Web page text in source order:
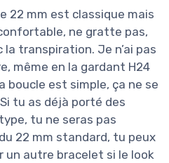
22 mm est classique mais
ne gratte pas,
transpiration. Je n’ai pas
même en la gardant H24
boucle est simple, ça ne se
tu as déjà porté des
tu ne seras pas
22 mm standard, tu peux
un autre bracelet si le look